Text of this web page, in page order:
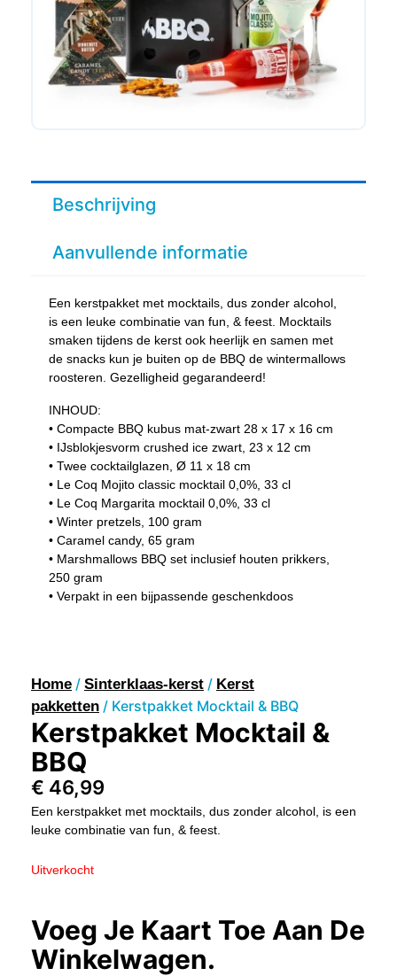
Beschrijving
Aanvullende informatie
Een kerstpakket met mocktails, dus zonder alcohol,
is een leuke combinatie van fun, & feest. Mocktails
smaken tijdens de kerst ook heerlijk en samen met
de snacks kun je buiten op de BBQ de wintermallows
roosteren. Gezelligheid gegarandeerd!
INHOUD:
• Compacte BBQ kubus mat-zwart 28 x 17 x 16 cm
• IJsblokjesvorm crushed ice zwart, 23 x 12 cm
• Twee cocktailglazen, Ø 11 x 18 cm
• Le Coq Mojito classic mocktail 0,0%, 33 cl
• Le Coq Margarita mocktail 0,0%, 33 cl
• Winter pretzels, 100 gram
• Caramel candy, 65 gram
• Marshmallows BBQ set inclusief houten prikkers,
250 gram
• Verpakt in een bijpassende geschenkdoos
Home / Sinterklaas-kerst / Kerst
pakketten / Kerstpakket Mocktail & BBQ
Kerstpakket Mocktail &
BBQ
€ 46,99
Een kerstpakket met mocktails, dus zonder alcohol, is een
leuke combinatie van fun, & feest.
Uitverkocht
Voeg Je Kaart Toe Aan De
Winkelwagen.